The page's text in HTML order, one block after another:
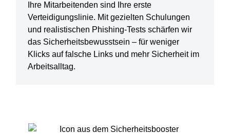
Ihre Mitarbeitenden sind Ihre erste
Verteidigungslinie. Mit gezielten Schulungen
und realistischen Phishing-Tests schärfen wir
das Sicherheitsbewusstsein – für weniger
Klicks auf falsche Links und mehr Sicherheit im
Arbeitsalltag.